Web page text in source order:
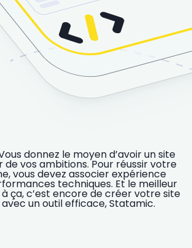
donnez le moyen d’avoir un site
de vos ambitions. Pour réussir votre
vous devez associer expérience
techniques. Et le meilleur
ça, c’est encore de créer votre site
un outil efficace, Statamic.